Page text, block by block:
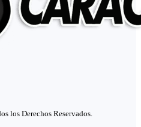
los Derechos Reservados.